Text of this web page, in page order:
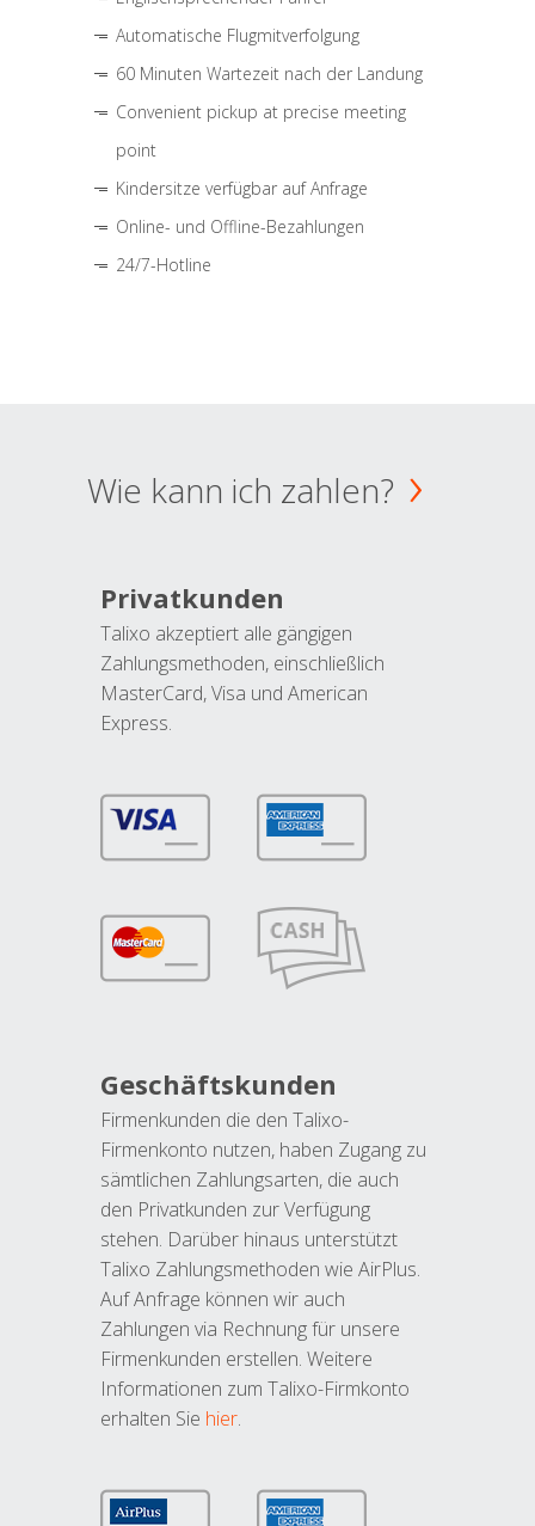
Automatische Flugmitverfolgung
60 Minuten Wartezeit nach der Landung
Convenient pickup at precise meeting
point
Kindersitze verfügbar auf Anfrage
Online- und Offline-Bezahlungen
24/7-Hotline
Wie kann ich zahlen?
Privatkunden
Talixo akzeptiert alle gängigen
Zahlungsmethoden, einschließlich
MasterCard, Visa und American
Express.
Geschäftskunden
Firmenkunden die den Talixo-
Firmenkonto nutzen, haben Zugang zu
sämtlichen Zahlungsarten, die auch
den Privatkunden zur Verfügung
stehen. Darüber hinaus unterstützt
Talixo Zahlungsmethoden wie AirPlus.
Auf Anfrage können wir auch
Zahlungen via Rechnung für unsere
Firmenkunden erstellen. Weitere
Informationen zum Talixo-Firmkonto
erhalten Sie hier.